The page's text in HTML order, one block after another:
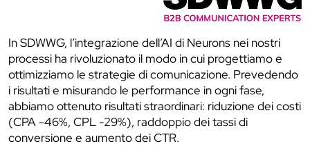
In SDWWG, l’integrazione dell’AI di Neurons nei nostri
processi ha rivoluzionato il modo in cui progettiamo e
ottimizziamo le strategie di comunicazione. Prevedendo
i risultati e misurando le performance in ogni fase,
abbiamo ottenuto risultati straordinari: riduzione dei costi
(CPA -46%, CPL -29%), raddoppio dei tassi di
conversione e aumento dei CTR.